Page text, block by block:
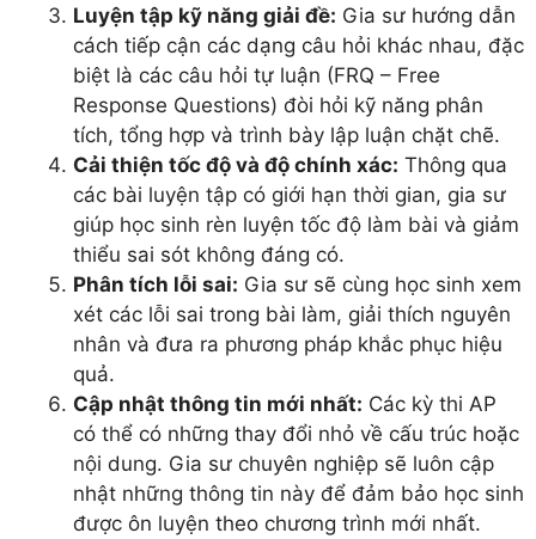
Luyện tập kỹ năng giải đề: Gia sư hướng dẫn
cách tiếp cận các dạng câu hỏi khác nhau, đặc
biệt là các câu hỏi tự luận (FRQ – Free
Response Questions) đòi hỏi kỹ năng phân
tích, tổng hợp và trình bày lập luận chặt chẽ.
Cải thiện tốc độ và độ chính xác: Thông qua
các bài luyện tập có giới hạn thời gian, gia sư
giúp học sinh rèn luyện tốc độ làm bài và giảm
thiểu sai sót không đáng có.
Phân tích lỗi sai: Gia sư sẽ cùng học sinh xem
xét các lỗi sai trong bài làm, giải thích nguyên
nhân và đưa ra phương pháp khắc phục hiệu
quả.
Cập nhật thông tin mới nhất: Các kỳ thi AP
có thể có những thay đổi nhỏ về cấu trúc hoặc
nội dung. Gia sư chuyên nghiệp sẽ luôn cập
nhật những thông tin này để đảm bảo học sinh
được ôn luyện theo chương trình mới nhất.